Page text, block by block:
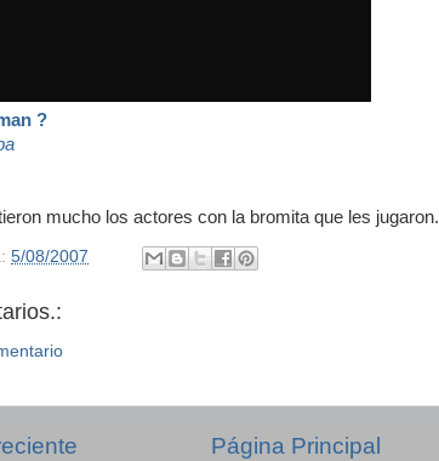
?
mucho los actores con la bromita que les jugaron.
5/08/2007
Página Principal